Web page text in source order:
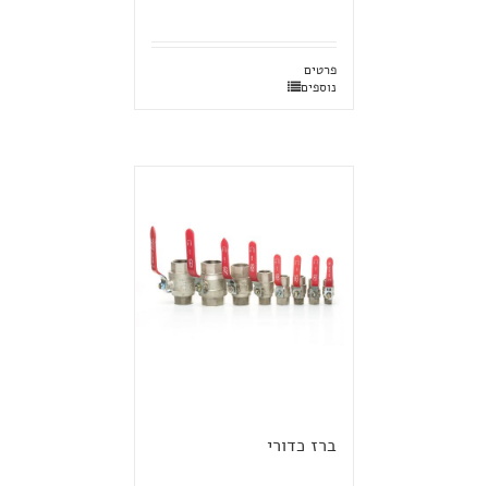
פרטים
נוספים
ברז כדורי